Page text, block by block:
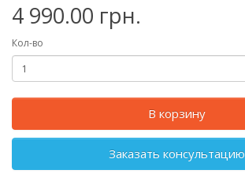
4 990.00 грн.
Кол-во
В корзину
Заказать консультацию